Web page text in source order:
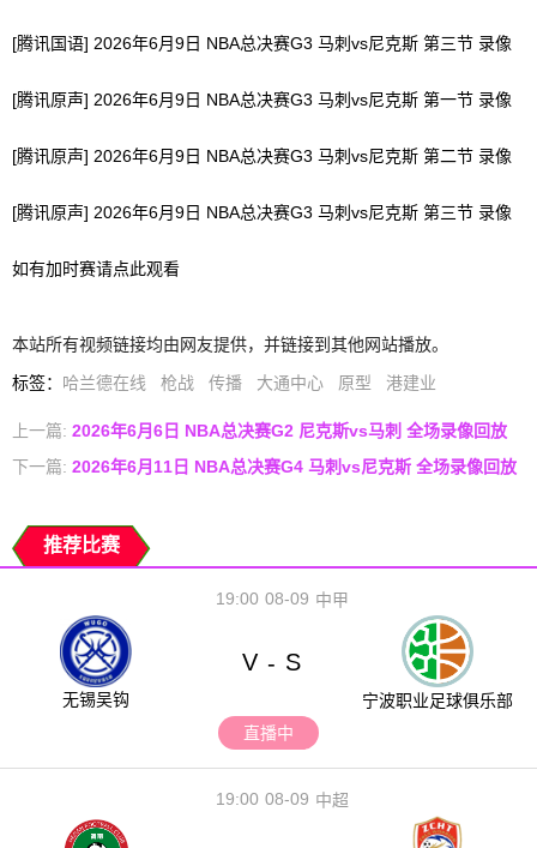
[腾讯国语] 2026年6月9日 NBA总决赛G3 马刺vs尼克斯 第三节 录像
[腾讯原声] 2026年6月9日 NBA总决赛G3 马刺vs尼克斯 第一节 录像
[腾讯原声] 2026年6月9日 NBA总决赛G3 马刺vs尼克斯 第二节 录像
[腾讯原声] 2026年6月9日 NBA总决赛G3 马刺vs尼克斯 第三节 录像
如有加时赛请点此观看
本站所有视频链接均由网友提供，并链接到其他网站播放。
标签： 哈兰德在线 枪战 传播 大通中心 原型 港建业
上一篇: 2026年6月6日 NBA总决赛G2 尼克斯vs马刺 全场录像回放
下一篇: 2026年6月11日 NBA总决赛G4 马刺vs尼克斯 全场录像回放
推荐比赛
08-09
19:00 中甲
无锡吴钩
V - S
宁波职业足球俱乐部
直播中
08-09
19:00 中超